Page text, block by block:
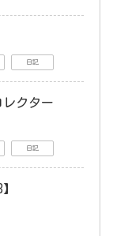
日記
クター
日記